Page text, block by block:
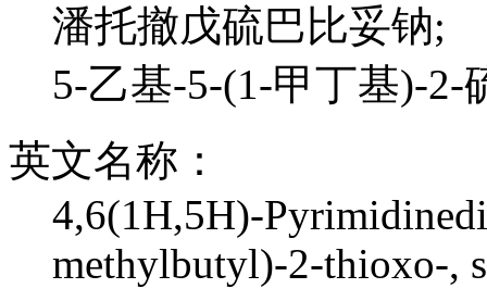
潘托撤戊硫巴比妥钠;
5-乙基-5-(1-甲丁基)-
英文名称：
4,6(1H,5H)-
methylbutyl)-2-thioxo-,